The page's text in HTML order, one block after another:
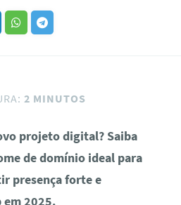
2 MINUTOS
projeto digital? Saiba
de domínio ideal para
presença forte e
em 2025.